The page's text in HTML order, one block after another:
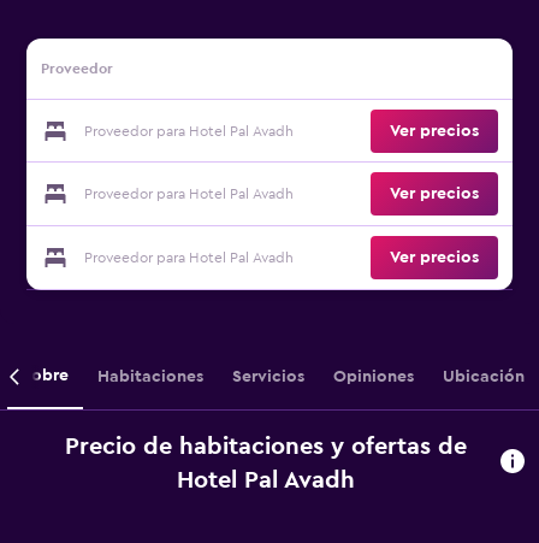
Proveedor
Proveedor para Hotel Pal Avadh Ver precios
Proveedor para Hotel Pal Avadh Ver precios
Proveedor para Hotel Pal Avadh Ver precios
Sobre Habitaciones Servicios Opiniones Ubicación
Precio de habitaciones y ofertas de
Hotel Pal Avadh